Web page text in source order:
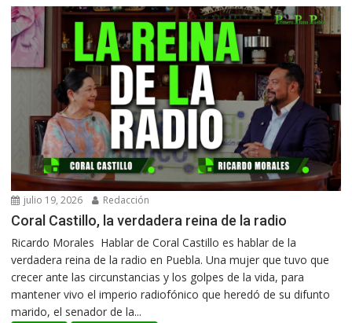
julio 19, 2026 Redacción
Coral Castillo, la verdadera reina de la radio
Ricardo Morales Hablar de Coral Castillo es hablar de la
verdadera reina de la radio en Puebla. Una mujer que tuvo que
crecer ante las circunstancias y los golpes de la vida, para
mantener vivo el imperio radiofónico que heredó de su difunto
marido, el senador de la...